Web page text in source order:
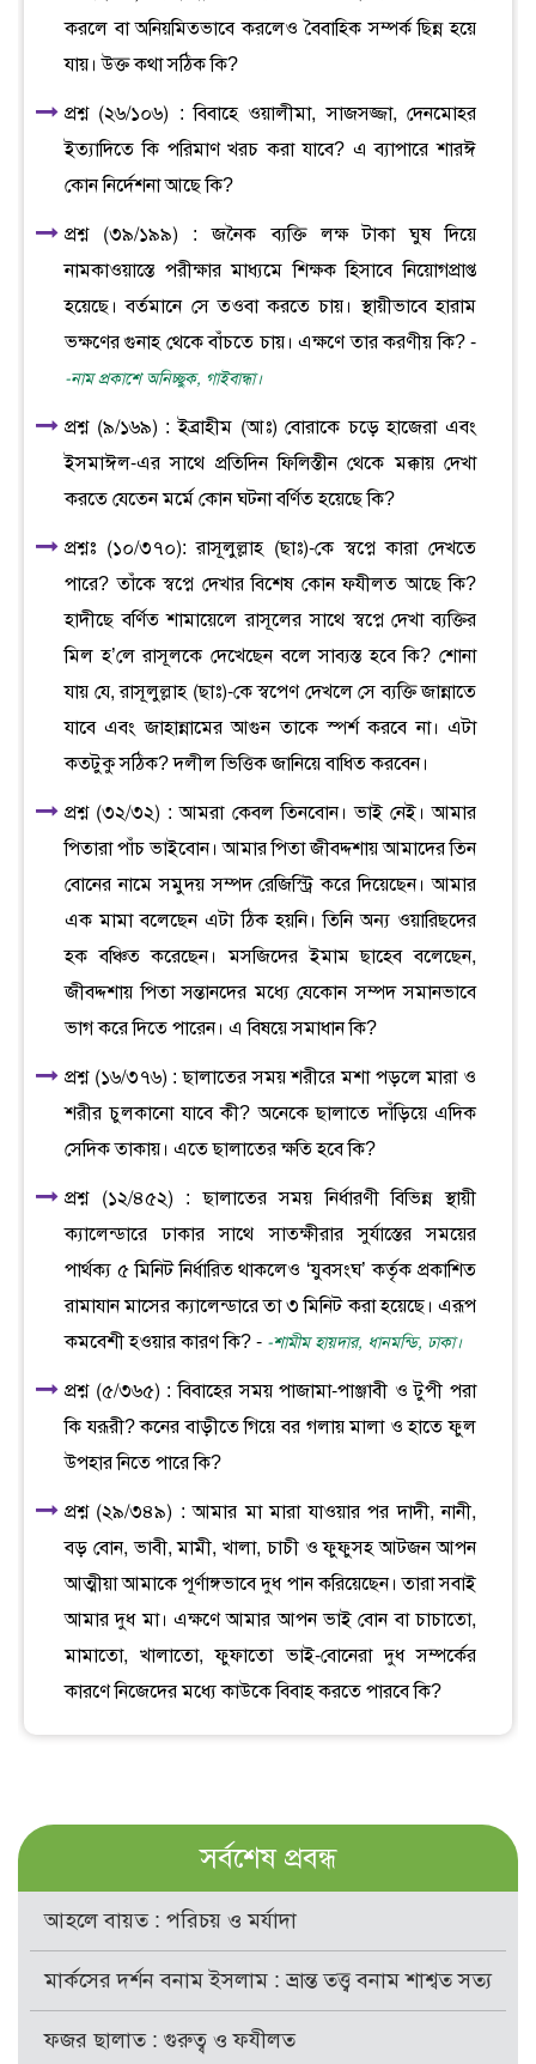
করলে বা অনিয়মিতভাবে করলেও বৈবাহিক সম্পর্ক ছিন্ন হয়ে
যায়। উক্ত কথা সঠিক কি?
প্রশ্ন (২৬/১০৬) : বিবাহে ওয়ালীমা, সাজসজ্জা, দেনমোহর
ইত্যাদিতে কি পরিমাণ খরচ করা যাবে? এ ব্যাপারে শারঈ
কোন নির্দেশনা আছে কি?
প্রশ্ন (৩৯/১৯৯) : জনৈক ব্যক্তি লক্ষ টাকা ঘুষ দিয়ে
নামকাওয়াস্তে পরীক্ষার মাধ্যমে শিক্ষক হিসাবে নিয়োগপ্রাপ্ত
হয়েছে। বর্তমানে সে তওবা করতে চায়। স্থায়ীভাবে হারাম
ভক্ষণের গুনাহ থেকে বাঁচতে চায়। এক্ষণে তার করণীয় কি? -
-নাম প্রকাশে অনিচ্ছুক, গাইবান্ধা।
প্রশ্ন (৯/১৬৯) : ইব্রাহীম (আঃ) বোরাকে চড়ে হাজেরা এবং
ইসমাঈল-এর সাথে প্রতিদিন ফিলিস্তীন থেকে মক্কায় দেখা
করতে যেতেন মর্মে কোন ঘটনা বর্ণিত হয়েছে কি?
প্রশ্নঃ (১০/৩৭০): রাসূলুল্লাহ (ছাঃ)-কে স্বপ্নে কারা দেখতে
পারে? তাঁকে স্বপ্নে দেখার বিশেষ কোন ফযীলত আছে কি?
হাদীছে বর্ণিত শামায়েলে রাসূলের সাথে স্বপ্নে দেখা ব্যক্তির
মিল হ’লে রাসূলকে দেখেছেন বলে সাব্যস্ত হবে কি? শোনা
যায় যে, রাসূলুল্লাহ (ছাঃ)-কে স্বপেণ দেখলে সে ব্যক্তি জান্নাতে
যাবে এবং জাহান্নামের আগুন তাকে স্পর্শ করবে না। এটা
কতটুকু সঠিক? দলীল ভিত্তিক জানিয়ে বাধিত করবেন।
প্রশ্ন (৩২/৩২) : আমরা কেবল তিনবোন। ভাই নেই। আমার
পিতারা পাঁচ ভাইবোন। আমার পিতা জীবদ্দশায় আমাদের তিন
বোনের নামে সমুদয় সম্পদ রেজিস্ট্রি করে দিয়েছেন। আমার
এক মামা বলেছেন এটা ঠিক হয়নি। তিনি অন্য ওয়ারিছদের
হক বঞ্চিত করেছেন। মসজিদের ইমাম ছাহেব বলেছেন,
জীবদ্দশায় পিতা সন্তানদের মধ্যে যেকোন সম্পদ সমানভাবে
ভাগ করে দিতে পারেন। এ বিষয়ে সমাধান কি?
প্রশ্ন (১৬/৩৭৬) : ছালাতের সময় শরীরে মশা পড়লে মারা ও
শরীর চুলকানো যাবে কী? অনেকে ছালাতে দাঁড়িয়ে এদিক
সেদিক তাকায়। এতে ছালাতের ক্ষতি হবে কি?
প্রশ্ন (১২/৪৫২) : ছালাতের সময় নির্ধারণী বিভিন্ন স্থায়ী
ক্যালেন্ডারে ঢাকার সাথে সাতক্ষীরার সুর্যাস্তের সময়ের
পার্থক্য ৫ মিনিট নির্ধারিত থাকলেও ‘যুবসংঘ’ কর্তৃক প্রকাশিত
রামাযান মাসের ক্যালেন্ডারে তা ৩ মিনিট করা হয়েছে। এরূপ
কমবেশী হওয়ার কারণ কি? - -শামীম হায়দার, ধানমন্ডি, ঢাকা।
প্রশ্ন (৫/৩৬৫) : বিবাহের সময় পাজামা-পাঞ্জাবী ও টুপী পরা
কি যরূরী? কনের বাড়ীতে গিয়ে বর গলায় মালা ও হাতে ফুল
উপহার নিতে পারে কি?
প্রশ্ন (২৯/৩৪৯) : আমার মা মারা যাওয়ার পর দাদী, নানী,
বড় বোন, ভাবী, মামী, খালা, চাচী ও ফুফুসহ আটজন আপন
আত্মীয়া আমাকে পূর্ণাঙ্গভাবে দুধ পান করিয়েছেন। তারা সবাই
আমার দুধ মা। এক্ষণে আমার আপন ভাই বোন বা চাচাতো,
মামাতো, খালাতো, ফুফাতো ভাই-বোনেরা দুধ সম্পর্কের
কারণে নিজেদের মধ্যে কাউকে বিবাহ করতে পারবে কি?
সর্বশেষ প্রবন্ধ
আহলে বায়ত : পরিচয় ও মর্যাদা
মার্কসের দর্শন বনাম ইসলাম : ভ্রান্ত তত্ত্ব বনাম শাশ্বত সত্য
ফজর ছালাত : গুরুত্ব ও ফযীলত